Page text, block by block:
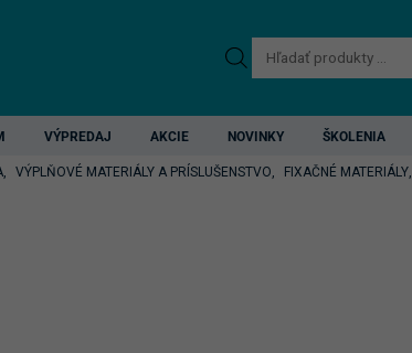
Products
search
VÝPREDAJ AKCIE NOVINKY ŠKOLENIA
, VÝPLŇOVÉ MATERIÁLY A PRÍSLUŠENSTVO, FIXAČNÉ MATERIÁLY,